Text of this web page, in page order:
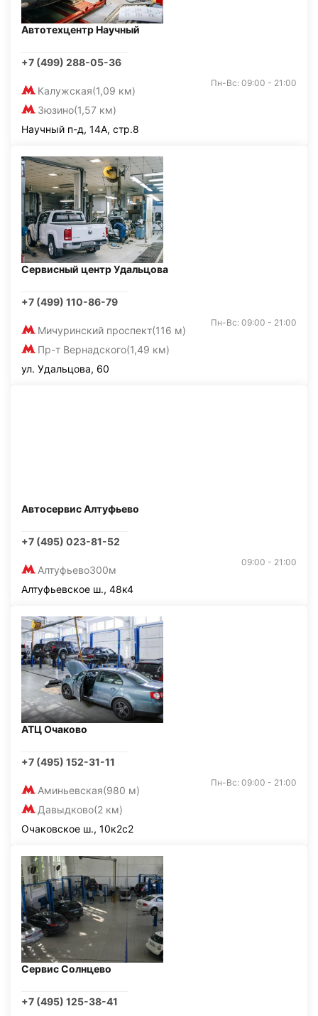
Автотехцентр Научный
+7 (499) 288-05-36
Калужская(1,09 км)
Зюзино(1,57 км)
Пн-Вс: 09:00 - 21:00
Научный п-д, 14А, стр.8
Сервисный центр Удальцова
+7 (499) 110-86-79
Мичуринский проспект(116 м)
Пр-т Вернадского(1,49 км)
Пн-Вс: 09:00 - 21:00
ул. Удальцова, 60
Автосервис Алтуфьево
+7 (495) 023-81-52
Алтуфьево300м
09:00 - 21:00
Алтуфьевское ш., 48к4
АТЦ Очаково
+7 (495) 152-31-11
Аминьевская(980 м)
Давыдково(2 км)
Пн-Вс: 09:00 - 21:00
Очаковское ш., 10к2с2
Сервис Солнцево
+7 (495) 125-38-41